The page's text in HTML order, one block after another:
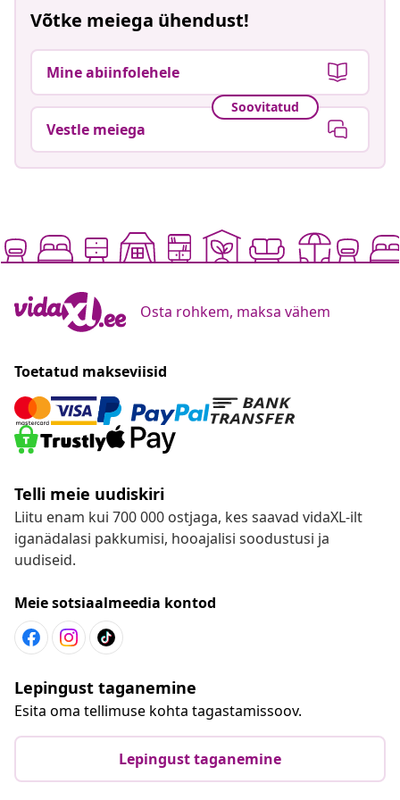
Võtke meiega ühendust!
Mine abiinfolehele
Soovitatud
Vestle meiega
Osta rohkem, maksa vähem
Toetatud makseviisid
Telli meie uudiskiri
Liitu enam kui 700 000 ostjaga, kes saavad vidaXL-ilt
iganädalasi pakkumisi, hooajalisi soodustusi ja
uudiseid.
Meie sotsiaalmeedia kontod
Lepingust taganemine
Esita oma tellimuse kohta tagastamissoov.
Lepingust taganemine